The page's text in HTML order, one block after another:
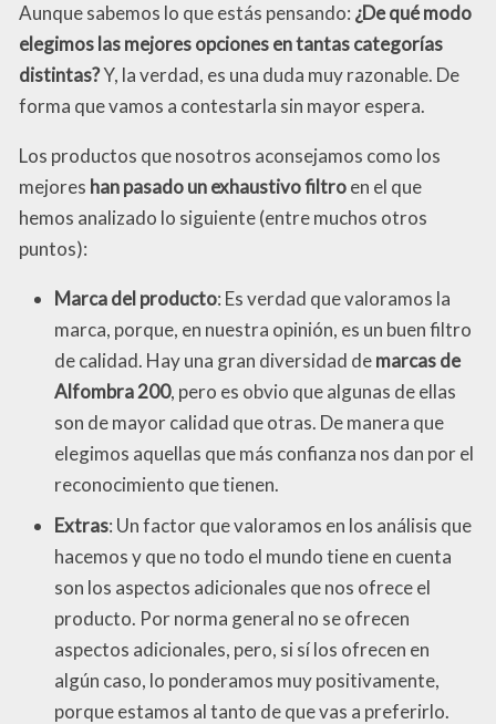
Aunque sabemos lo que estás pensando: ¿De qué modo
elegimos las mejores opciones en tantas categorías
distintas?Y, la verdad, es una duda muy razonable. De
forma que vamos a contestarla sin mayor espera.
Los productos que nosotros aconsejamos como los
mejores han pasado un exhaustivo filtroen el que
hemos analizado lo siguiente (entre muchos otros
puntos):
Marca del producto: Es verdad que valoramos la
marca, porque, en nuestra opinión, es un buen filtro
de calidad. Hay una gran diversidad demarcas de
Alfombra 200, pero es obvio que algunas de ellas
son de mayor calidad que otras. De manera que
elegimos aquellas que más confianza nos dan por el
reconocimiento que tienen.
Extras: Un factor que valoramos en los análisis que
hacemos y que no todo el mundo tiene en cuenta
son los aspectos adicionales que nos ofrece el
producto. Por norma general no se ofrecen
aspectos adicionales, pero, si sí los ofrecen en
algún caso, lo ponderamos muy positivamente,
porque estamos al tanto de que vas a preferirlo.